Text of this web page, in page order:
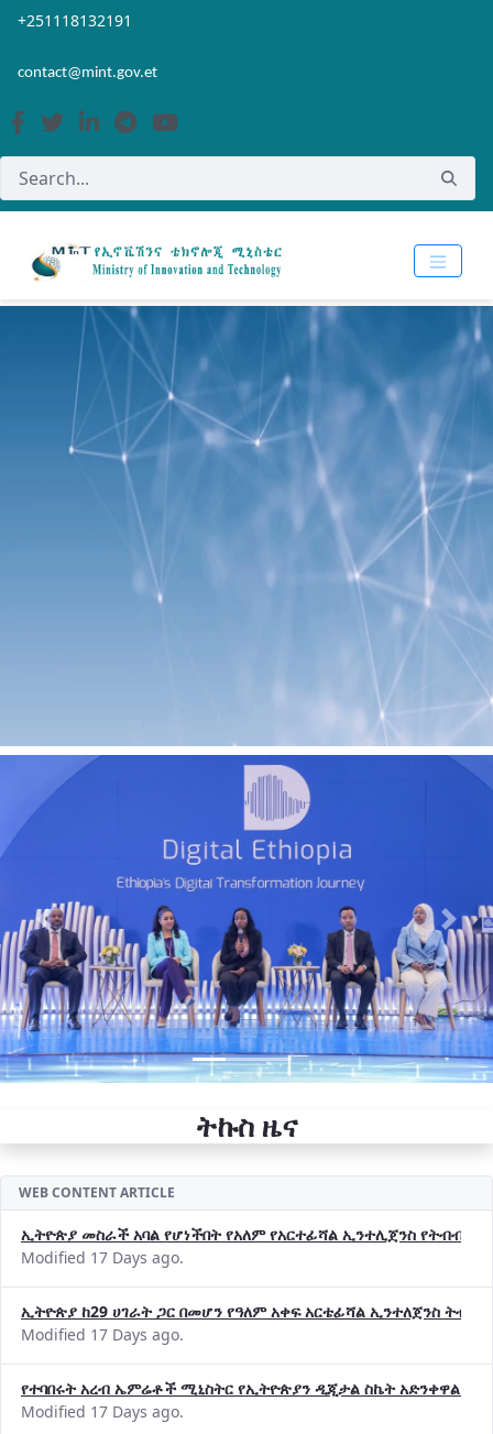
Skip to Main Content
Open Accessibility Menu
+251118132191
contact@mint.gov.et
Previous Next
ትኩስ ዜና
WEB CONTENT ARTICLE
ኢትዮጵያ መስራች አባል የሆነችበት የአለም የአርተፊሻል ኢንተሊጀንስ የትብብር
Modified 17 Days ago.
ኢትዮጵያ ከ29 ሀገራት ጋር በመሆን የዓለም አቀፍ አርቴፊሻል ኢንተለጀንስ
Modified 17 Days ago.
የተባበሩት አረብ ኤምሬቶች ሚኒስትር የኢትዮጵያን ዲጂታል ስኬት አድንቀዋል
Modified 17 Days ago.